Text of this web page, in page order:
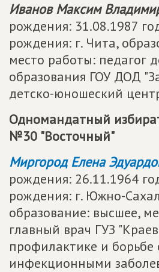
Иванов Максим
рождения: 31.08.1987
рождения: г. Чита,
место работы: педагог
образования ГОУ ДОД
детско-юношеский
Одномандатный
№30 "Восточный"
Миргород Елена
рождения: 26.11.1964
рождения: г. Южно-
образование: высшее,
главный врач ГУЗ
профилактике и
инфекционными